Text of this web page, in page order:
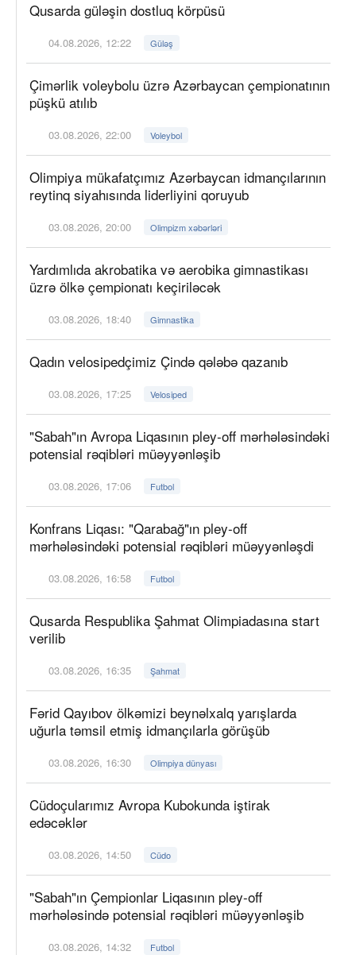
Qusarda güləşin dostluq körpüsü
04.08.2026, 12:22 Güləş
Çimərlik voleybolu üzrə Azərbaycan çempionatının
püşkü atılıb
03.08.2026, 22:00 Voleybol
Olimpiya mükafatçımız Azərbaycan idmançılarının
reytinq siyahısında liderliyini qoruyub
03.08.2026, 20:00 Olimpizm xəbərləri
Yardımlıda akrobatika və aerobika gimnastikası
üzrə ölkə çempionatı keçiriləcək
03.08.2026, 18:40 Gimnastika
Qadın velosipedçimiz Çində qələbə qazanıb
03.08.2026, 17:25 Velosiped
"Sabah"ın Avropa Liqasının pley-off mərhələsindəki
potensial rəqibləri müəyyənləşib
03.08.2026, 17:06 Futbol
Konfrans Liqası: "Qarabağ"ın pley-off
mərhələsindəki potensial rəqibləri müəyyənləşdi
03.08.2026, 16:58 Futbol
Qusarda Respublika Şahmat Olimpiadasına start
verilib
03.08.2026, 16:35 Şahmat
Fərid Qayıbov ölkəmizi beynəlxalq yarışlarda
uğurla təmsil etmiş idmançılarla görüşüb
03.08.2026, 16:30 Olimpiya dünyası
Cüdoçularımız Avropa Kubokunda iştirak
edəcəklər
03.08.2026, 14:50 Cüdo
"Sabah"ın Çempionlar Liqasının pley-off
mərhələsində potensial rəqibləri müəyyənləşib
03.08.2026, 14:32 Futbol